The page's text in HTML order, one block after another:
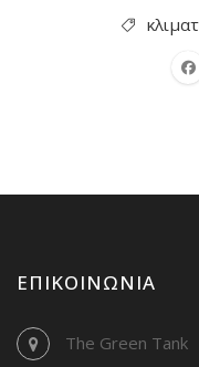
ΕΠΙΚΟΙΝΩΝΊΑ
The Green Tank